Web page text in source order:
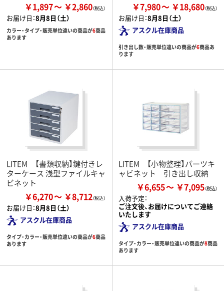
￥1,897 ￥2,860
お届け日：8月8日（土）
カラー・タイプ・販売単位違いの商品が6商品
あります
￥7,980 ￥18,680
お届け日：8月8日（土）
アスクル在庫商品
引き出し数・販売単位違いの商品が6商品あ
ります
LITEM 【書類収納】鍵付きレ
ターケース 浅型ファイルキャ
ビネット
￥6,270 ￥8,712
お届け日：8月8日（土）
アスクル在庫商品
タイプ・カラー・販売単位違いの商品が6商品
あります
LITEM 【小物整理】パーツキ
ャビネット 引き出し収納
￥6,655 ￥7,095
入荷予定：
ご注文後、お届けについてご連絡
いたします
アスクル在庫商品
タイプ・カラー・販売単位違いの商品が8商品
あります